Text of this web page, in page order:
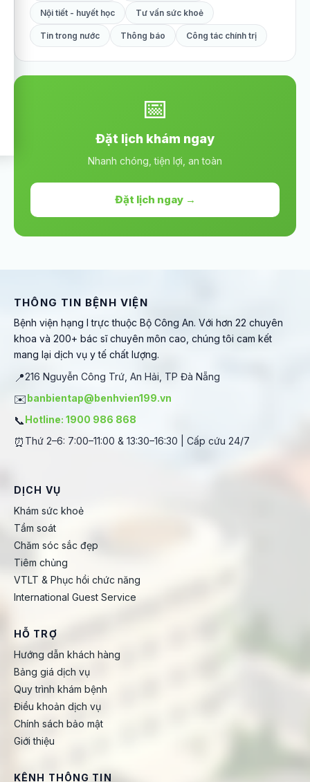
Nội tiết - huyết học Tư vấn sức khoẻ
Tin trong nước Thông báo Công tác chính trị
📅
Đặt lịch khám ngay
Nhanh chóng, tiện lợi, an toàn
Đặt lịch ngay →
THÔNG TIN BỆNH VIỆN
Bệnh viện hạng I trực thuộc Bộ Công An. Với hơn 22 chuyên
khoa và 200+ bác sĩ chuyên môn cao, chúng tôi cam kết
mang lại dịch vụ y tế chất lượng.
📍216 Nguyễn Công Trứ, An Hải, TP Đà Nẵng
✉️banbientap@benhvien199.vn
📞Hotline: 1900 986 868
⏰ Thứ 2–6: 7:00–11:00 & 13:30–16:30 | Cấp cứu 24/7
DỊCH VỤ
Khám sức khoẻ
Tầm soát
Chăm sóc sắc đẹp
Tiêm chủng
VTLT & Phục hồi chức năng
International Guest Service
HỖ TRỢ
Hướng dẫn khách hàng
Bảng giá dịch vụ
Quy trình khám bệnh
Điều khoản dịch vụ
Chính sách bảo mật
Giới thiệu
KÊNH THÔNG TIN